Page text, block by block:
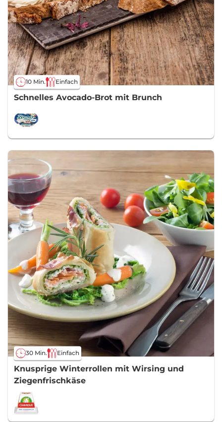
10 Min. Einfach
Schnelles Avocado-Brot mit Brunch
30 Min. Einfach
Knusprige Winterrollen mit Wirsing und
Ziegenfrischkäse